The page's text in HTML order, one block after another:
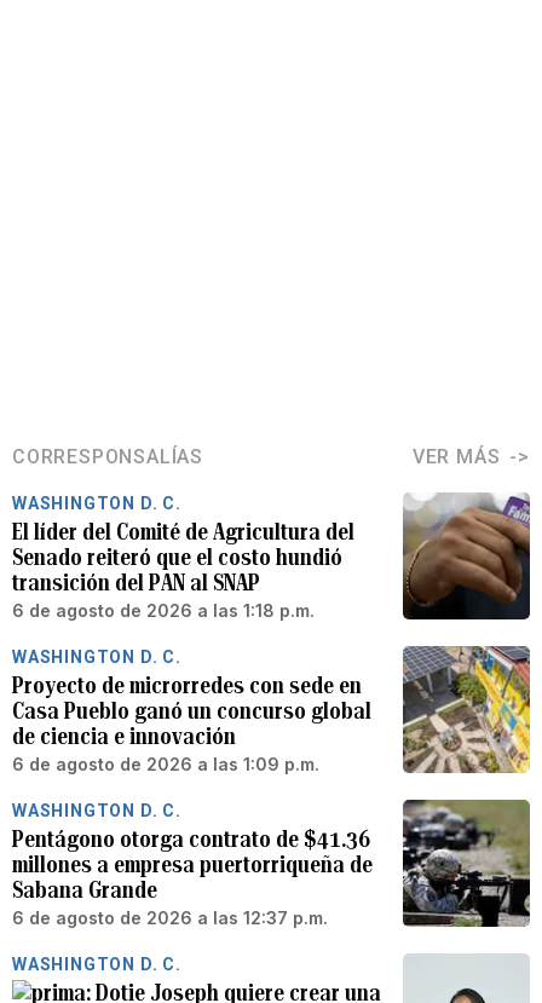
CORRESPONSALÍAS VER MÁS
WASHINGTON D. C.
El líder del Comité de Agricultura del
Senado reiteró que el costo hundió
transición del PAN al SNAP
6 de agosto de 2026 a las 1:18 p.m.
WASHINGTON D. C.
Proyecto de microrredes con sede en
Casa Pueblo ganó un concurso global
de ciencia e innovación
6 de agosto de 2026 a las 1:09 p.m.
WASHINGTON D. C.
Pentágono otorga contrato de $41.36
millones a empresa puertorriqueña de
Sabana Grande
6 de agosto de 2026 a las 12:37 p.m.
WASHINGTON D. C.
Dotie Joseph quiere crear una